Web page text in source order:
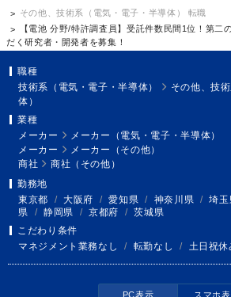
その他、技術系（電気・電子・半導体） 転職
【電池 分野/特許調査員】受託件数民間1位！第二
だく研究者・開発者を募集！
職種
技術系（電気・電子・半導体）
その他、技
体）
業種
メーカー
メーカー（電気・電子・半導体）
メーカー
メーカー（その他）
商社
商社（その他）
勤務地
東京都
/ 大阪府 / 愛知県 / 神奈川県 / 埼玉
県
/ 静岡県 / 京都府 / 茨城県
こだわり条件
マネジメント業務なし
/ 転勤なし / 土日祝休
PC表示 スマホ